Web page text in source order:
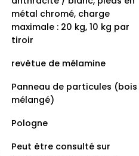
métal chromé, charge
maximale : 20 kg, 10 kg par
tiroir
revêtue de mélamine
Panneau de particules (bois
mélangé)
Pologne
Peut être consulté sur